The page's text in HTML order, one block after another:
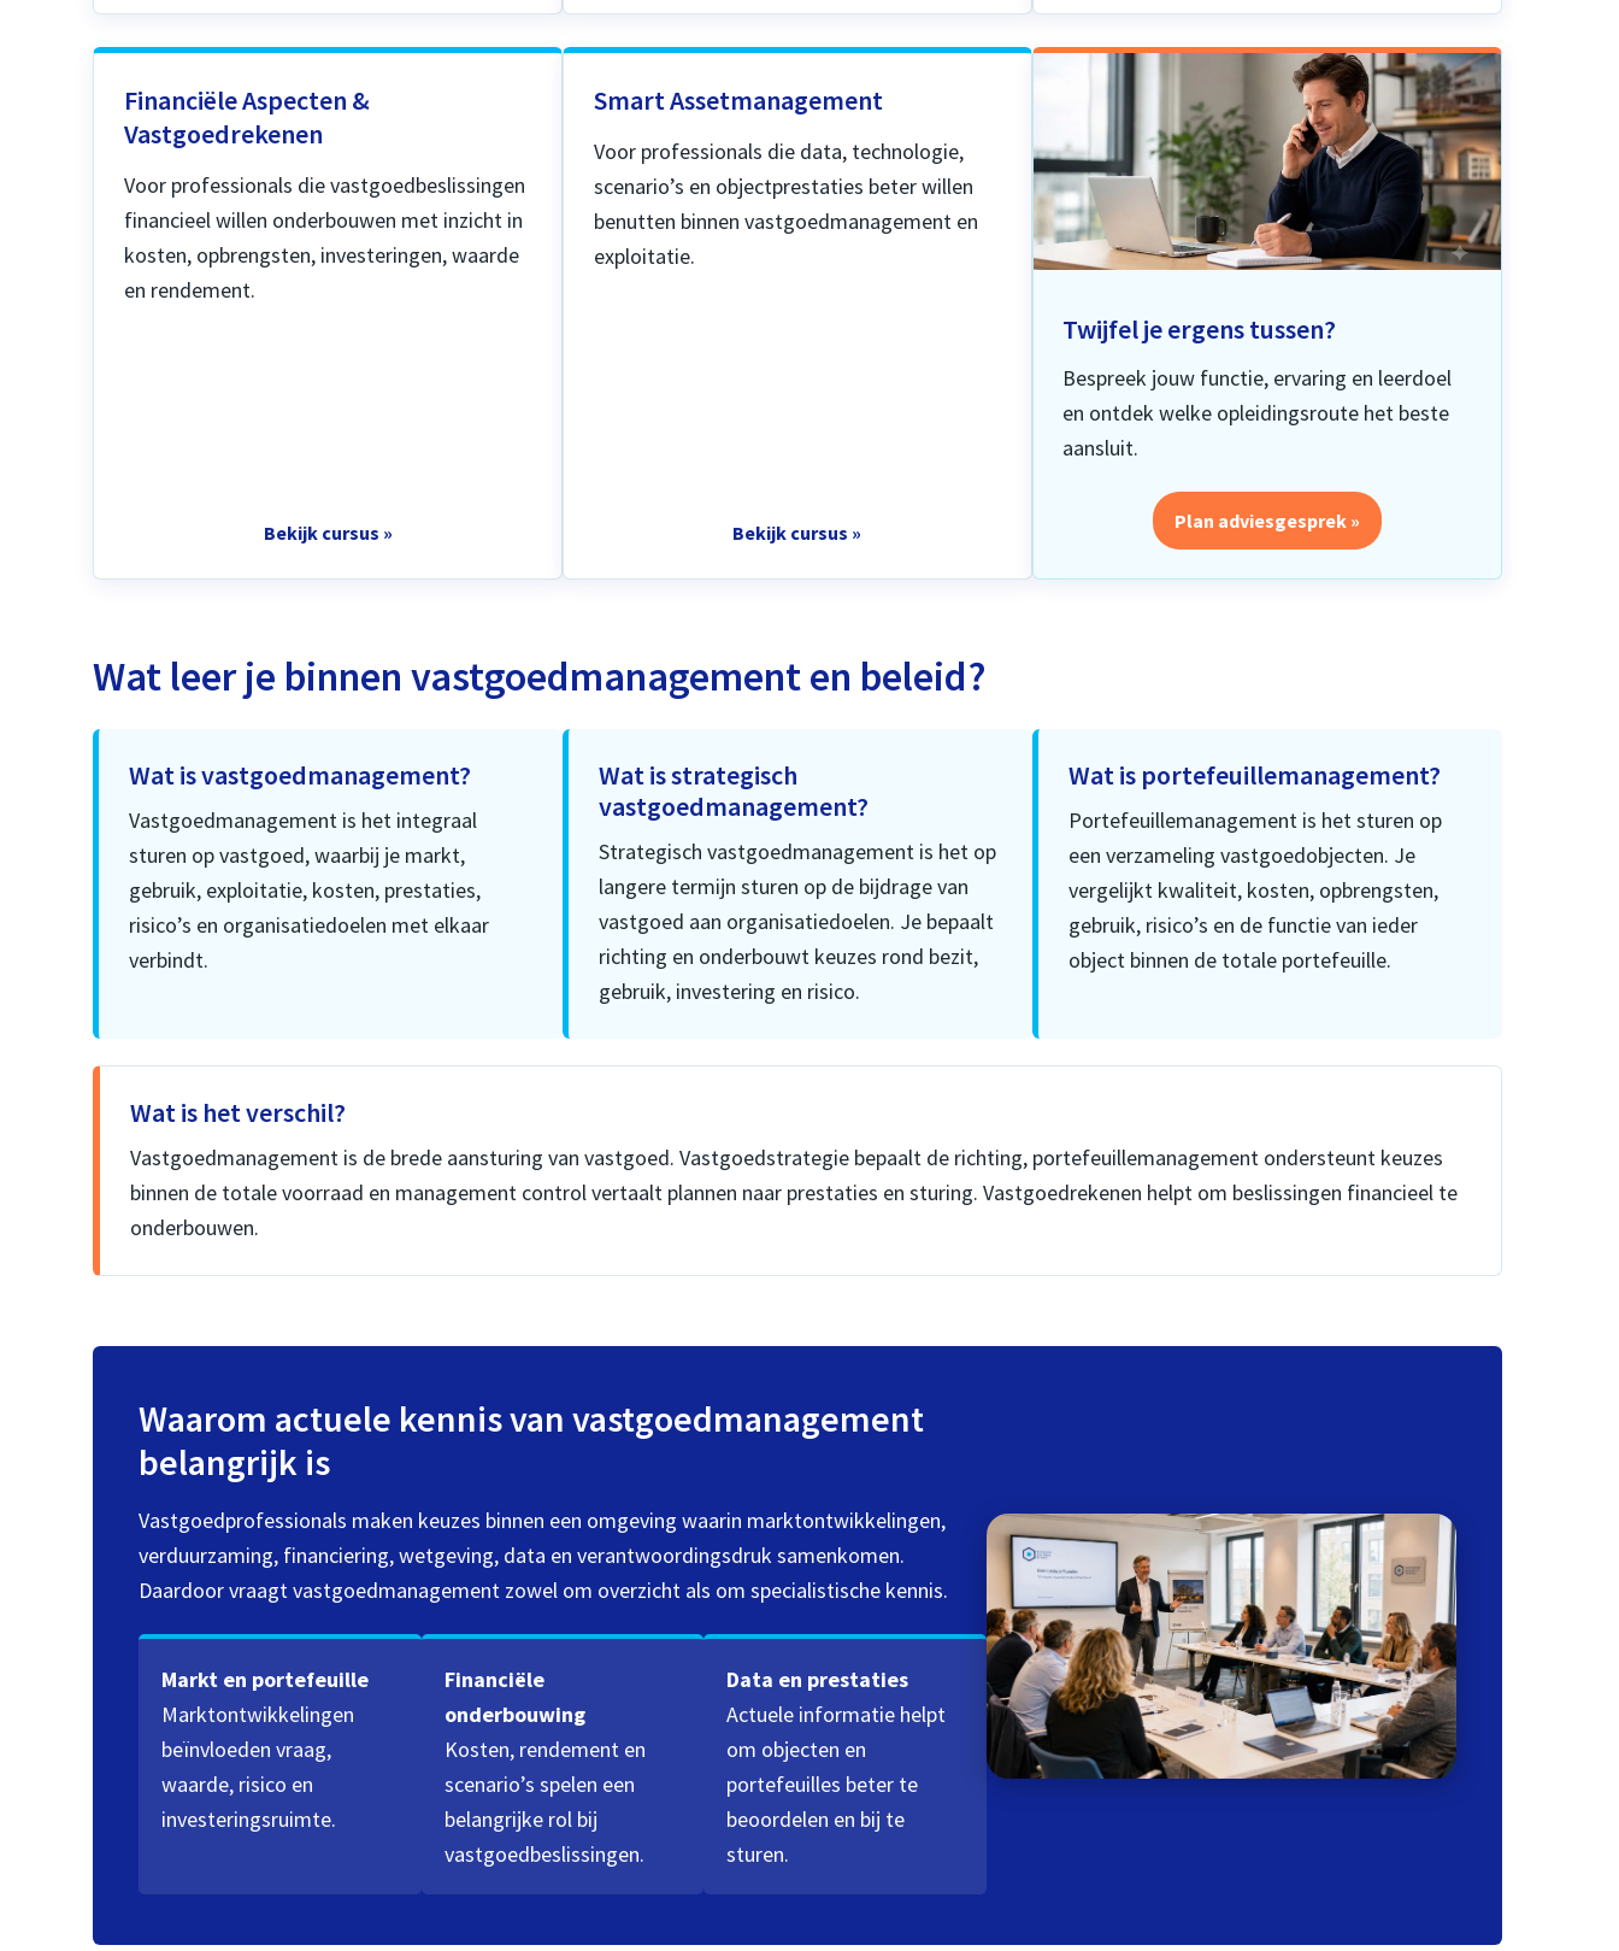
Financiële Aspecten &
Vastgoedrekenen
Voor professionals die vastgoedbeslissingen
financieel willen onderbouwen met inzicht in
kosten, opbrengsten, investeringen, waarde
en rendement.
Bekijk cursus »
Smart Assetmanagement
Voor professionals die data, technologie,
scenario’s en objectprestaties beter willen
benutten binnen vastgoedmanagement en
exploitatie.
Bekijk cursus »
Twijfel je ergens tussen?
Bespreek jouw functie, ervaring en leerdoel
en ontdek welke opleidingsroute het beste
aansluit.
Plan adviesgesprek »
Wat leer je binnen vastgoedmanagement en beleid?
Wat is vastgoedmanagement?
Vastgoedmanagement is het integraal
sturen op vastgoed, waarbij je markt,
gebruik, exploitatie, kosten, prestaties,
risico’s en organisatiedoelen met elkaar
verbindt.
Wat is strategisch
vastgoedmanagement?
Strategisch vastgoedmanagement is het op
langere termijn sturen op de bijdrage van
vastgoed aan organisatiedoelen. Je bepaalt
richting en onderbouwt keuzes rond bezit,
gebruik, investering en risico.
Wat is portefeuillemanagement?
Portefeuillemanagement is het sturen op
een verzameling vastgoedobjecten. Je
vergelijkt kwaliteit, kosten, opbrengsten,
gebruik, risico’s en de functie van ieder
object binnen de totale portefeuille.
Wat is het verschil?
Vastgoedmanagement is de brede aansturing van vastgoed. Vastgoedstrategie bepaalt de richting, portefeuillemanagement ondersteunt keuzes
binnen de totale voorraad en management control vertaalt plannen naar prestaties en sturing. Vastgoedrekenen helpt om beslissingen financieel te
onderbouwen.
Waarom actuele kennis van vastgoedmanagement
belangrijk is
Vastgoedprofessionals maken keuzes binnen een omgeving waarin marktontwikkelingen,
verduurzaming, financiering, wetgeving, data en verantwoordingsdruk samenkomen.
Daardoor vraagt vastgoedmanagement zowel om overzicht als om specialistische kennis.
Markt en portefeuille
Marktontwikkelingen
beïnvloeden vraag,
waarde, risico en
investeringsruimte.
Financiële
onderbouwing
Kosten, rendement en
scenario’s spelen een
belangrijke rol bij
vastgoedbeslissingen.
Data en prestaties
Actuele informatie helpt
om objecten en
portefeuilles beter te
beoordelen en bij te
sturen.